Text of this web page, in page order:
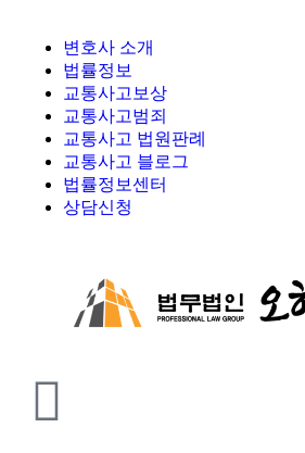
변호사 소개
법률정보
교통사고보상
교통사고범죄
교통사고 법원판례
교통사고 블로그
법률정보센터
상담신청